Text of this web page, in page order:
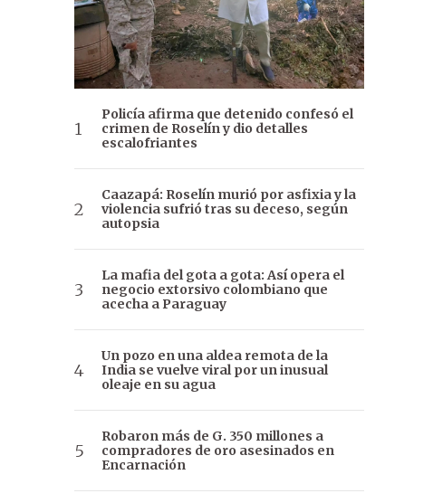
Policía afirma que detenido confesó el
crimen de Roselín y dio detalles
escalofriantes
Caazapá: Roselín murió por asfixia y la
violencia sufrió tras su deceso, según
autopsia
La mafia del gota a gota: Así opera el
negocio extorsivo colombiano que
acecha a Paraguay
Un pozo en una aldea remota de la
India se vuelve viral por un inusual
oleaje en su agua
Robaron más de G. 350 millones a
compradores de oro asesinados en
Encarnación